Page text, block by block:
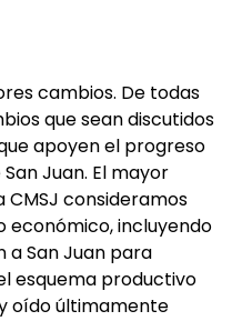
cambios. De todas
que sean discutidos
apoyen el progreso
Juan. El mayor
CMSJ consideramos
económico, incluyendo
a San Juan para
esquema productivo
oído últimamente